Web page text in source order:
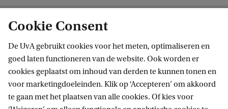
Instituut voor Interdisciplinaire Studies
Volg ons op sociale media
Cookie Consent
De UvA gebruikt cookies voor het meten, optimaliseren en
goed laten functioneren van de website. Ook worden er
cookies geplaatst om inhoud van derden te kunnen tonen en
voor marketingdoeleinden. Klik op ‘Accepteren’ om akkoord
te gaan met het plaatsen van alle cookies. Of kies voor